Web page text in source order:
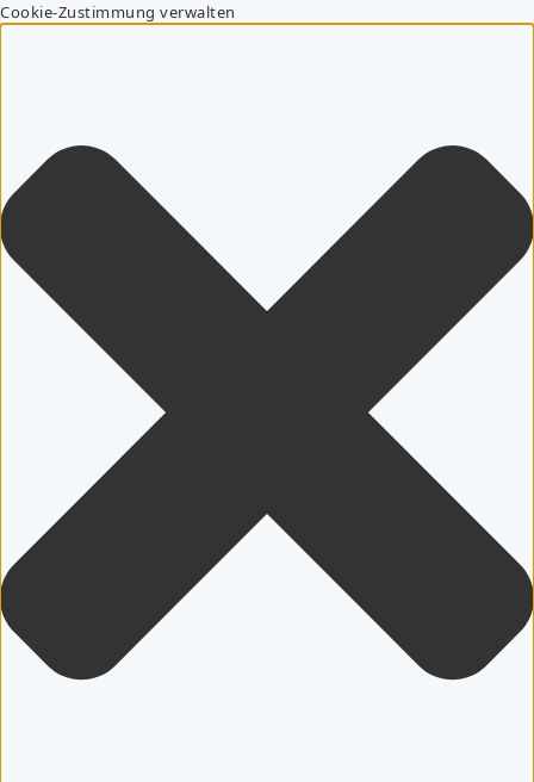
Cookie-Zustimmung verwalten